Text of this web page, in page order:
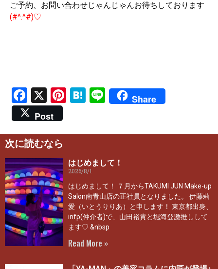
ご予約、お問い合わせじゃんじゃんお待ちしております
(#^.^#)♡
Facebook
X Pinterest
Hatena
LineShare
Post
次に読むなら
はじめまして！
2026/8/1
はじめまして！ ７月からTAKUMI JUN Make-up
Salon南青山店の正社員となりました。 伊藤莉
愛（いとうりりあ）と申します！ 東京都出身、
infp(仲介者)で、山田裕貴と堀海登激推しして
ます♡ &nbsp
Read More »